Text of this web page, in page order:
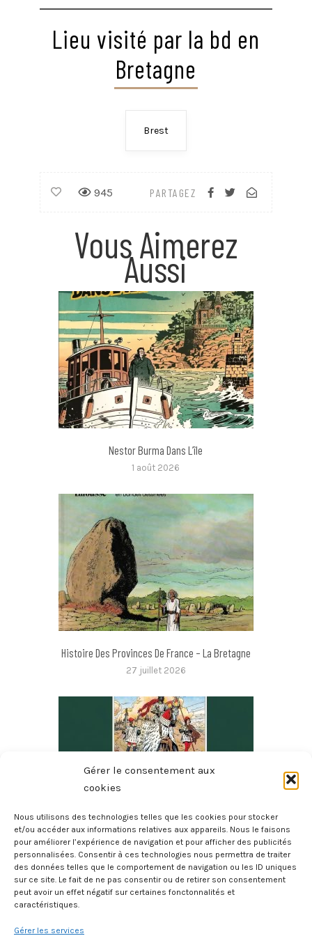
Gérer le consentement aux
cookies
Nous utilisons des technologies telles que les cookies pour stocker
et/ou accéder aux informations relatives aux appareils. Nous le faisons
pour améliorer l’expérience de navigation et pour afficher des publicités
personnalisées. Consentir à ces technologies nous permettra de traiter
des données telles que le comportement de navigation ou les ID uniques
sur ce site. Le fait de ne pas consentir ou de retirer son consentement
peut avoir un effet négatif sur certaines fonctonnalités et
caractéristiques.
Gérer les services
Voir plus
Voir plus
Voir plus
Voir plus
Voir plus
Lieu visité par la bd en
Bretagne
Brest
PARTAGEZ
945
Vous Aimerez
Aussi
Nestor Burma Dans L’île
1 août 2026
Histoire Des Provinces De France – La Bretagne
27 juillet 2026
2000 Deux Mille Ans D’histoire De La Bretagne
20 juillet 2026